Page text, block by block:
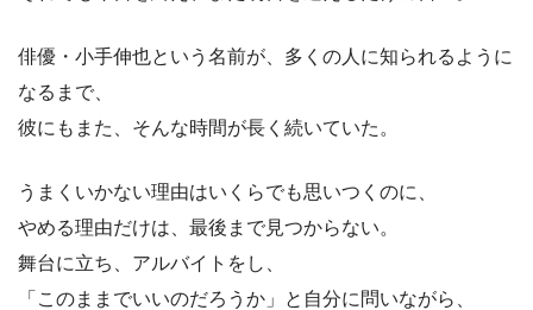
俳優・小手伸也という名前が、多くの人に知られるように
なるまで、
彼にもまた、そんな時間が長く続いていた。
うまくいかない理由はいくらでも思いつくのに、
やめる理由だけは、最後まで見つからない。
舞台に立ち、アルバイトをし、
「このままでいいのだろうか」と自分に問いながら、